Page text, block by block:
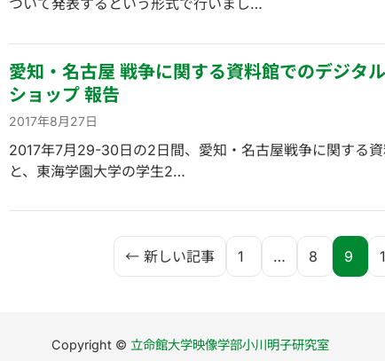
ついて発表するという形式で行いまし…
愛知・名古屋 戦争に関する資料館でのデジタ
ショップ 報告
2017年8月27日
2017年7月29-30日の2日間、愛知・名古屋戦争に関する
と、東海学園大学の学生2…
← 新しい記事 1 … 8 9
Copyright © 立命館大学映像学部小川明子研究室